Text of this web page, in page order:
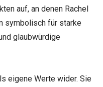
auf, an denen Rachel
symbolisch für starke
glaubwürdige
eigene Werte wider. Sie